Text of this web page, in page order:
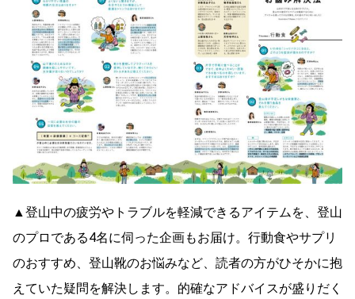
▲登山中の疲労やトラブルを軽減できるアイテムを、登山
のプロである4名に伺った企画もお届け。行動食やサプリ
のおすすめ、登山靴のお悩みなど、読者の方がひそかに抱
えていた疑問を解決します。的確なアドバイスが盛りだく